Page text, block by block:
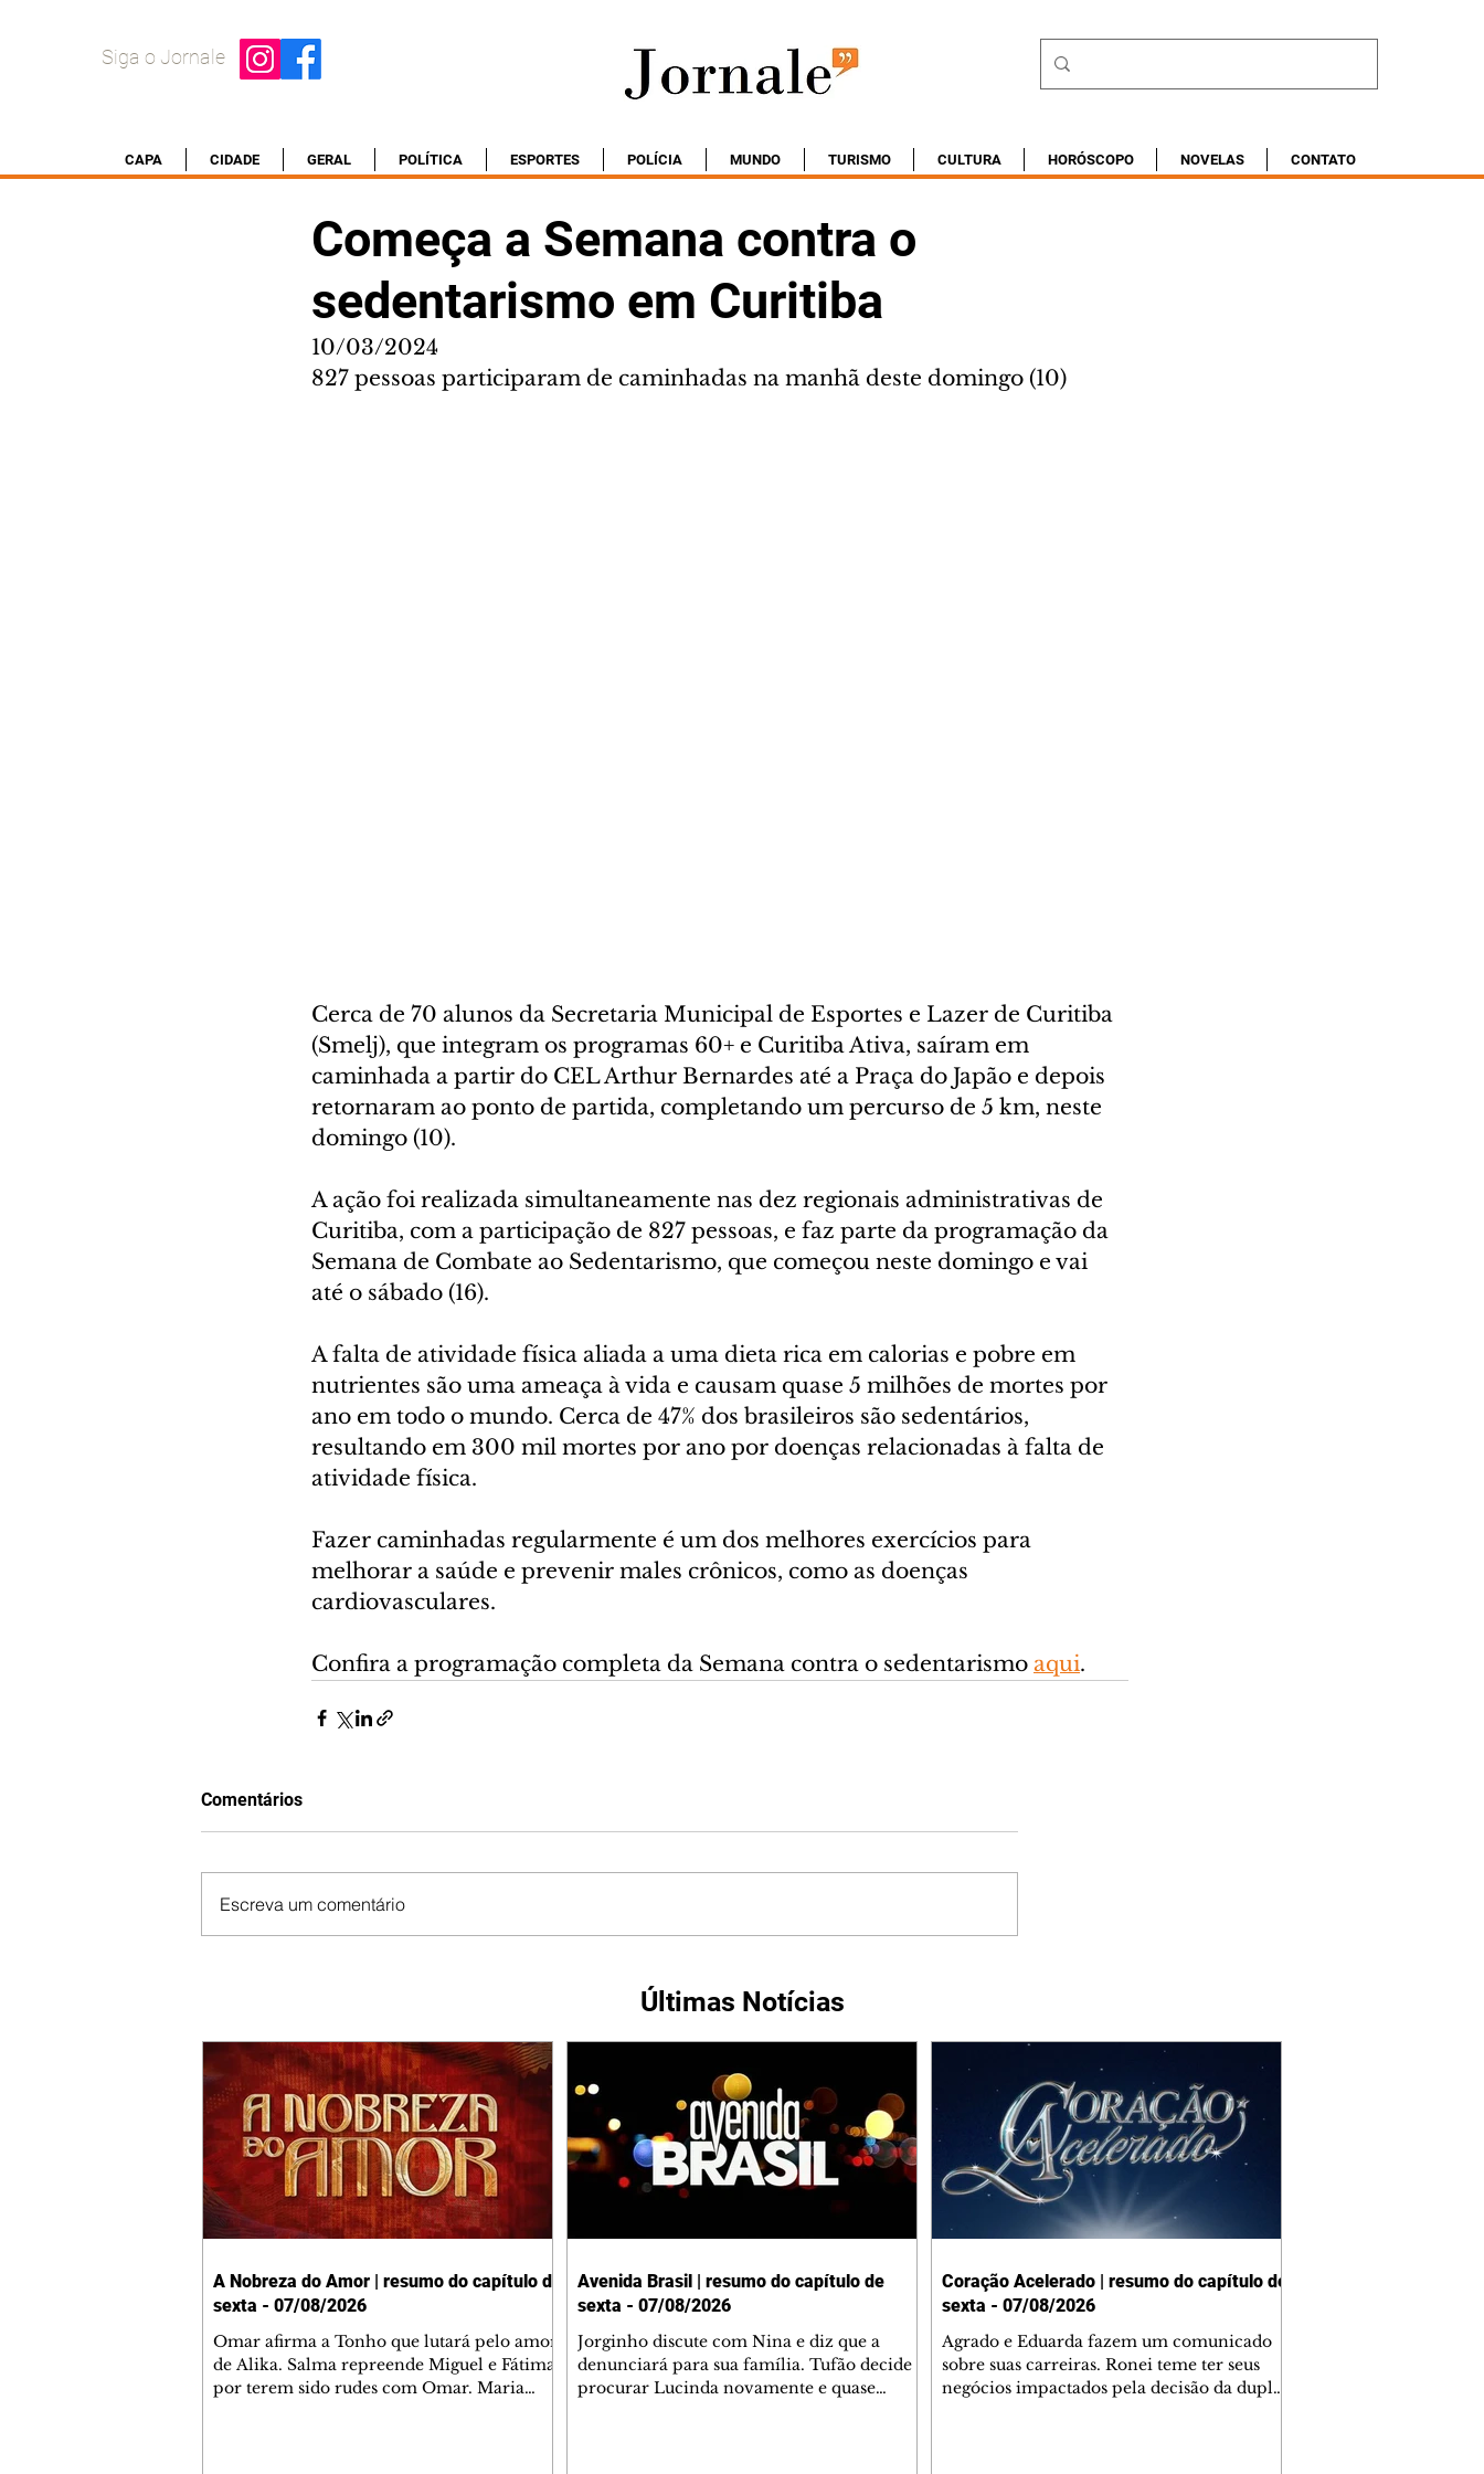
Siga o Jornale
CAPA CIDADE GERAL POLÍTICA ESPORTES POLÍCIA MUNDO TURISMO CULTURA HORÓSCOPO NOVELAS CONTATO
Começa a Semana contra o
sedentarismo em Curitiba
10/03/2024
827 pessoas participaram de caminhadas na manhã deste domingo (10)
Cerca de 70 alunos da Secretaria Municipal de Esportes e Lazer de Curitiba
(Smelj), que integram os programas 60+ e Curitiba Ativa, saíram em
caminhada a partir do CEL Arthur Bernardes até a Praça do Japão e depois
retornaram ao ponto de partida, completando um percurso de 5 km, neste
domingo (10).
A ação foi realizada simultaneamente nas dez regionais administrativas de
Curitiba, com a participação de 827 pessoas, e faz parte da programação da
Semana de Combate ao Sedentarismo, que começou neste domingo e vai
até o sábado (16).
A falta de atividade física aliada a uma dieta rica em calorias e pobre em
nutrientes são uma ameaça à vida e causam quase 5 milhões de mortes por
ano em todo o mundo. Cerca de 47% dos brasileiros são sedentários,
resultando em 300 mil mortes por ano por doenças relacionadas à falta de
atividade física.
Fazer caminhadas regularmente é um dos melhores exercícios para
melhorar a saúde e prevenir males crônicos, como as doenças
cardiovasculares.
Confira a programação completa da Semana contra o sedentarismo aqui.
Comentários
Escreva um comentário
Últimas Notícias
A Nobreza do Amor | resumo do capítulo de
sexta - 07/08/2026
Omar afirma a Tonho que lutará pelo amor
de Alika. Salma repreende Miguel e Fátima
por terem sido rudes com Omar. Maria
Avenida Brasil | resumo do capítulo de
sexta - 07/08/2026
Jorginho discute com Nina e diz que a
denunciará para sua família. Tufão decide
procurar Lucinda novamente e quase
Coração Acelerado | resumo do capítulo de
sexta - 07/08/2026
Agrado e Eduarda fazem um comunicado
sobre suas carreiras. Ronei teme ter seus
negócios impactados pela decisão da dupla.